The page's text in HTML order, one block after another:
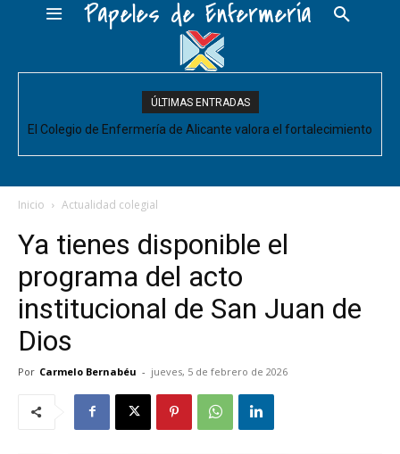
Papeles de Enfermería
ÚLTIMAS ENTRADAS
El Colegio de Enfermería de Alicante valora el fortalecimiento
acompañe de decisiones estructurales para...
Inicio Actualidad colegial
Ya tienes disponible el
programa del acto
institucional de San Juan de
Dios
Por Carmelo Bernabéu - jueves, 5 de febrero de 2026